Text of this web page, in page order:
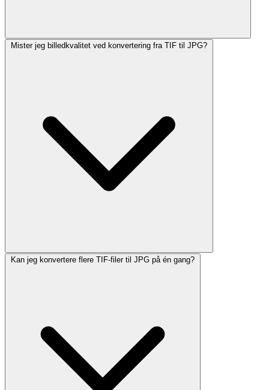
Mister jeg billedkvalitet ved konvertering fra TIF til JPG?
Kan jeg konvertere flere TIF-filer til JPG på én gang?